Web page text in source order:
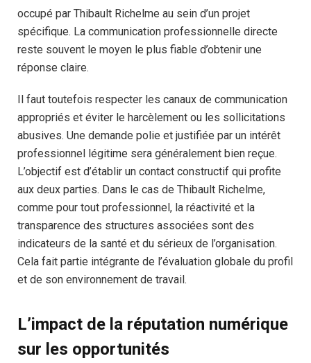
occupé par Thibault Richelme au sein d’un projet
spécifique. La communication professionnelle directe
reste souvent le moyen le plus fiable d’obtenir une
réponse claire.
Il faut toutefois respecter les canaux de communication
appropriés et éviter le harcèlement ou les sollicitations
abusives. Une demande polie et justifiée par un intérêt
professionnel légitime sera généralement bien reçue.
L’objectif est d’établir un contact constructif qui profite
aux deux parties. Dans le cas de Thibault Richelme,
comme pour tout professionnel, la réactivité et la
transparence des structures associées sont des
indicateurs de la santé et du sérieux de l’organisation.
Cela fait partie intégrante de l’évaluation globale du profil
et de son environnement de travail.
L’impact de la réputation numérique
sur les opportunités